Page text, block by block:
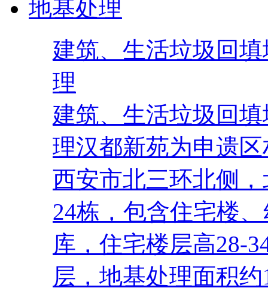
建筑、生活垃圾回
理
建筑、生活垃圾回
理汉都新苑为申遗
西安市北三环北侧
24栋，包含住宅楼
库，住宅楼层高28-
层，地基处理面积